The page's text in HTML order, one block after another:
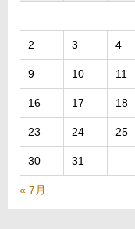
2 3 4
9 10 11
16 17 18
23 24 25
30 31
« 7月